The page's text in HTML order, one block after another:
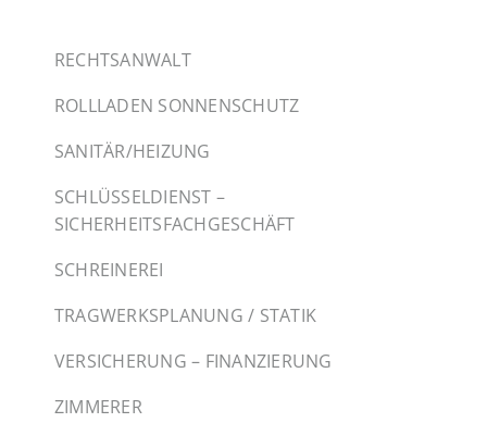
RECHTSANWALT
ROLLLADEN SONNENSCHUTZ
SANITÄR/HEIZUNG
SCHLÜSSELDIENST –
SICHERHEITSFACHGESCHÄFT
SCHREINEREI
TRAGWERKSPLANUNG / STATIK
VERSICHERUNG – FINANZIERUNG
ZIMMERER